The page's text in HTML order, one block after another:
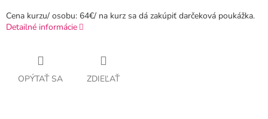
Cena kurzu/ osobu: 64€/ na kurz sa dá zakúpiť darčeková poukážka.
Detailné informácie
OPÝTAŤ SA ZDIEĽAŤ